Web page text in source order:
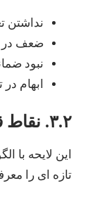
نداشتن
ضعف در
نبود
ابهام
۳.۲. نقاط قوت لایحه جدید
تازه ای را